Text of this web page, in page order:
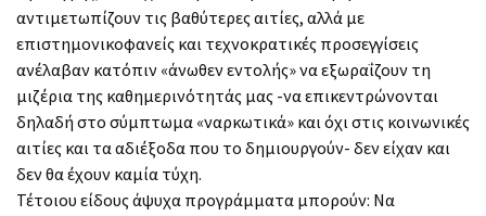
αντιμετωπίζουν τις βαθύτερες αιτίες, αλλά με
επιστημονικοφανείς και τεχνοκρατικές προσεγγίσεις
ανέλαβαν κατόπιν «άνωθεν εντολής» να εξωραΐζουν τη
μιζέρια της καθημερινότητάς μας -να επικεντρώνονται
δηλαδή στο σύμπτωμα «ναρκωτικά» και όχι στις κοινωνικές
αιτίες και τα αδιέξοδα που το δημιουργούν- δεν είχαν και
δεν θα έχουν καμία τύχη.
Τέτοιου είδους άψυχα προγράμματα μπορούν: Να